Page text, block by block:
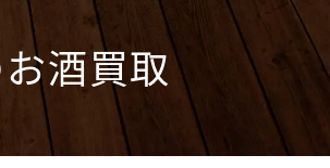
酒買取